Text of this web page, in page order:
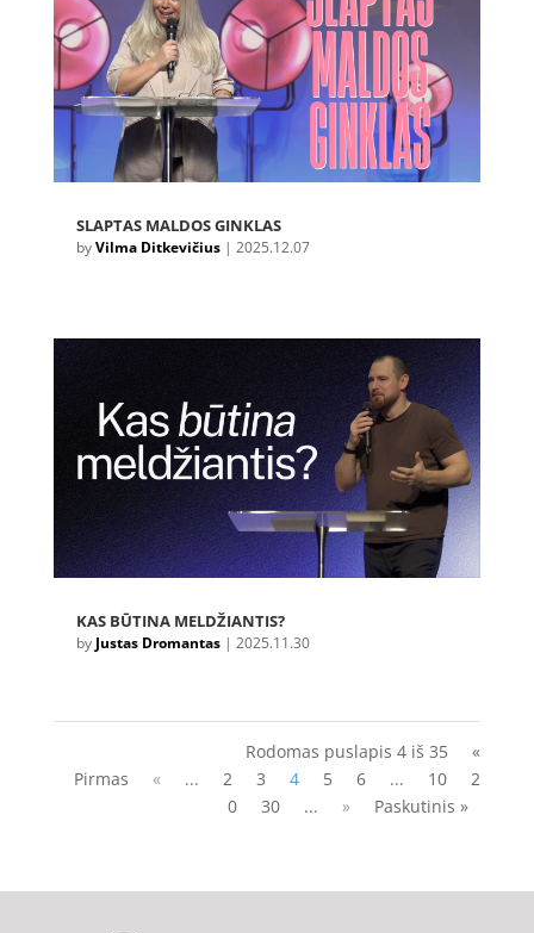
SLAPTAS MALDOS GINKLAS
byVilma Ditkevičius| 2025.12.07
KAS BŪTINA MELDŽIANTIS?
by Justas Dromantas| 2025.11.30
Rodomas puslapis 4 iš 35
«
Pirmas
« ... 2 3 4 5 6 ... 10
2
0
30 ... » Paskutinis »